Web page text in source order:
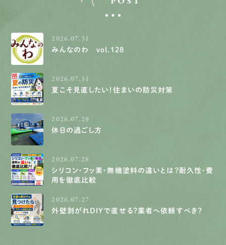
2026.07.31
みんなのわ vol.128
2026.07.31
夏こそ見直したい！住まいの防災対策
2026.07.29
休日の過ごし方
2026.07.28
シリコン・フッ素・無機塗料の違いとは？耐久性・費
用を徹底比較
2026.07.27
外壁剥がれDIYで直せる？業者へ依頼すべき？